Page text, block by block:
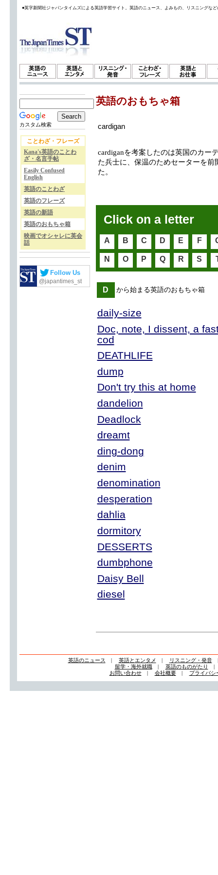
●英字新聞社ジャパンタイムズによる英語学習サイト。英語のニュース、よみもの、リスニングな
カスタム検索
ことわざ・フレーズ
Kana's英語のことわ
ざ・名言手帖
Easily Confused
English
英語のことわざ
英語のフレーズ
英語の新語
英語のおもちゃ箱
映画でオシャレに英会
話
Follow Us
@japantimes_st
英語のおもちゃ箱
cardigan
cardiganを考案したのは英国のカー
た兵士に、保温のためセーターを
た。
Click on a letter
A B C D E F
N O P Q R S
D から始まる英語のおもちゃ箱
daily-size
Doc, note, I dissent, a
cod
DEATHLIFE
dump
Don't try this at home
dandelion
Deadlock
dreamt
ding-dong
denim
denomination
desperation
dahlia
dormitory
DESSERTS
dumbphone
Daisy Bell
diesel
英語のニュース | 英語とエンタメ | リスニング・発音
留学・海外就職| 英語のものがたり
お問い合わせ| 会社概要| プライバシ